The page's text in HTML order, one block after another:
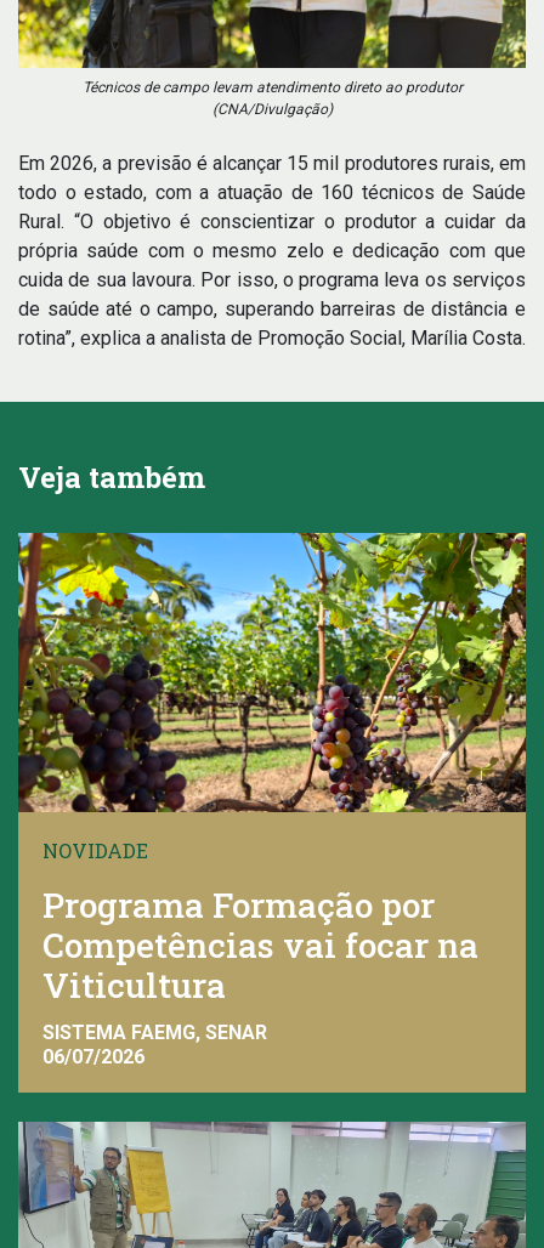
Técnicos de campo levam atendimento direto ao produtor
(CNA/Divulgação)
Em 2026, a previsão é alcançar 15 mil produtores rurais, em
todo o estado, com a atuação de 160 técnicos de Saúde
Rural. “O objetivo é conscientizar o produtor a cuidar da
própria saúde com o mesmo zelo e dedicação com que
cuida de sua lavoura. Por isso, o programa leva os serviços
de saúde até o campo, superando barreiras de distância e
rotina”, explica a analista de Promoção Social, Marília Costa.
Veja também
NOVIDADE
Programa Formação por
Competências vai focar na
Viticultura
SISTEMA FAEMG, SENAR
06/07/2026